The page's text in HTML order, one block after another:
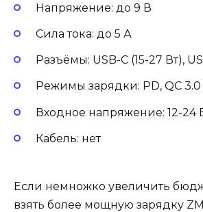
Напряжение: до 9 В
Сила тока: до 5 А
Разъёмы: USB-C (15-27 Вт),
Режимы зарядки: PD, QC
Входное напряжение: 12-24
Кабель: нет
Если немножко увеличить
взять более мощную зарядку